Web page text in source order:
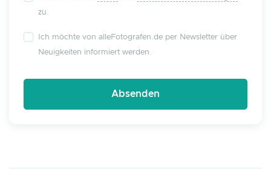
zu.
Ich möchte von alleFotografen.de per Newsletter über
Neuigkeiten informiert werden.